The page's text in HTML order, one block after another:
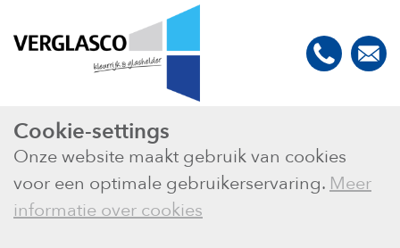
Cookie-settings
Onze website maakt gebruik van cookies
voor een optimale gebruikerservaring. Meer
informatie over cookies